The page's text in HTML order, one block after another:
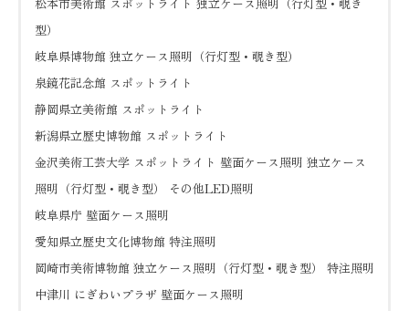
型）
岐阜県博物館 独立ケース照明（行灯型・覗き型）
泉鏡花記念館 スポットライト
静岡県立美術館 スポットライト
新潟県立歴史博物館 スポットライト
金沢美術工芸大学 スポットライト 壁面ケース照明 独立ケース
照明（行灯型・覗き型） その他LED照明
岐阜県庁 壁面ケース照明
愛知県立歴史文化博物館 特注照明
岡崎市美術博物館 独立ケース照明（行灯型・覗き型） 特注照明
中津川 にぎわいプラザ 壁面ケース照明